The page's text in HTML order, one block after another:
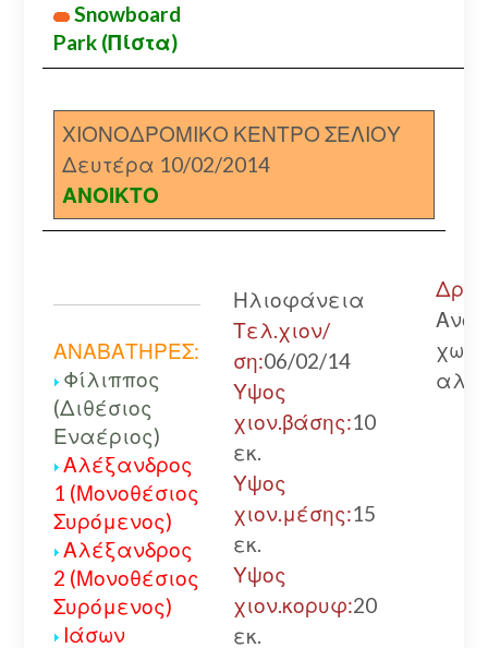
Snowboard
Park (Πίστα)
ΧΙΟΝΟΔΡΟΜΙΚΟ ΚΕΝΤΡΟ ΣΕΛΙΟΥ
Δευτέρα 10/02/2014
ΑΝΟΙΚΤΟ
ΑΝΑΒΑΤΗΡΕΣ:
Φίλιππος
(Διθέσιος
Εναέριος)
Αλέξανδρος
1 (Μονοθέσιος
Συρόμενος)
Αλέξανδρος
2 (Μονοθέσιος
Συρόμενος)
Ιάσων
Ηλιοφάνεια
Τελ.χιον/
ση:06/02/14
Υψος
χιον.βάσης:10
εκ.
Υψος
χιον.μέσης:15
εκ.
Υψος
χιον.κορυφ:20
εκ.